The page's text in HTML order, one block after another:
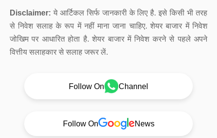
Disclaimer: ये आर्टिकल सिर्फ जानकारी के लिए है. इसे किसी भी तरह
से निवेश सलाह के रूप में नहीं माना जाना चाहिए. शेयर बाजार में निवेश
जोखिम पर आधारित होता है. शेयर बाजार में निवेश करने से पहले अपने
वित्तीय सलाहकार से सलाह जरूर लें.
Follow On Channel
Follow On News